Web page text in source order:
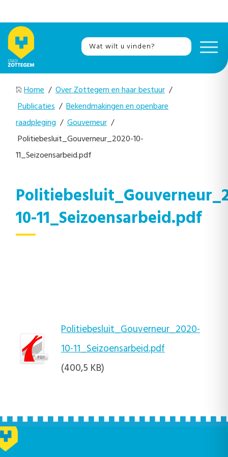
Home / Over Zottegem en haar bestuur /
Publicaties / Bekendmakingen en openbare
raadpleging / Gouverneur /
Politiebesluit_Gouverneur_2020-10-
11_Seizoensarbeid.pdf
10-11_Seizoensarbeid.pdf
Politiebesluit_Gouverneur_2020-
10-11_Seizoensarbeid.pdf
(400,5 KB)